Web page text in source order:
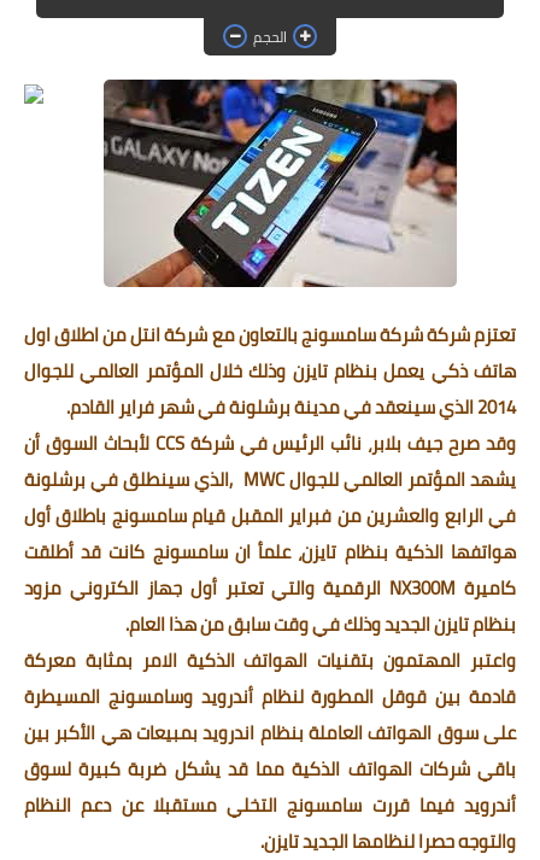
الحلقات
العاب
الحجم
تعتزم شركة شركة سامسونج بالتعاون مع شركة انتل من اطلاق اول
هاتف ذكي يعمل بنظام تايزن وذلك خلال المؤتمر العالمي للجوال
2014 الذي سينعقد في مدينة برشلونة في شهر فراير القادم.
وقد صرح جيف بلابر، نائب الرئيس في شركة CCS لأبحاث السوق أن
يشهد المؤتمر العالمي للجوال MWC ,الذي سينطلق في برشلونة
في الرابع والعشرين من فبراير المقبل قيام سامسونج باطلاق أول
هواتفها الذكية بنظام تايزن، علمأ ان سامسونج كانت قدأطلقت
كاميرة NX300M الرقمية والتي تعتبر أول جهاز الكتروني مزود
بنظام تايزن الجديد وذلك في وقت سابق من هذا العام.
واعتبر المهتمون بتقنيات الهواتف الذكية الامر بمثابة معركة
قادمة بين قوقل المطورة لنظام أندرويد وسامسونج المسيطرة
على سوق الهواتف العاملة بنظام اندرويد بمبيعات هي الأكبر بين
باقي شركات الهواتف الذكية مما قد يشكل ضربة كبيرة لسوق
أندرويد فيما قررت سامسونج التخلي مستقبلا عن دعم النظام
والتوجه حصرا لنظامها الجديد تايزن.